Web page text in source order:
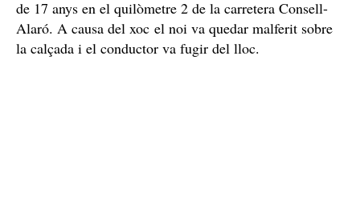
de 17 anys en el quilòmetre 2 de la carretera Consell-
Alaró. A causa del xoc el noi va quedar malferit sobre
la calçada i el conductor va fugir del lloc.